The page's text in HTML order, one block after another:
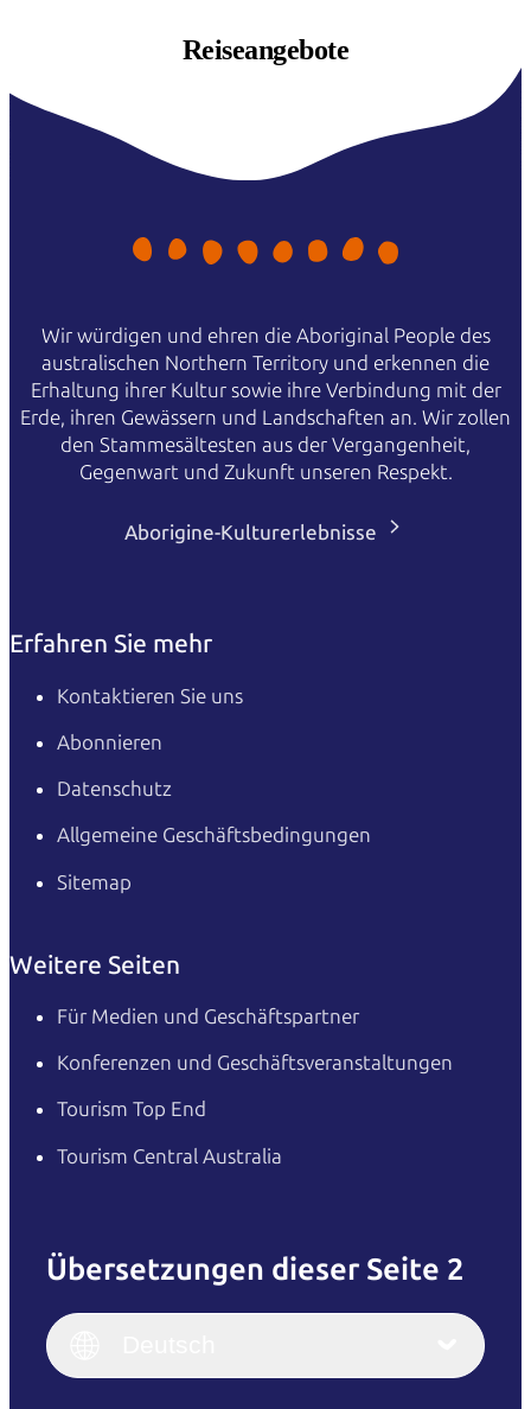
Reiseangebote
Wir würdigen und ehren die Aboriginal People des
australischen Northern Territory und erkennen die
Erhaltung ihrer Kultur sowie ihre Verbindung mit der
Erde, ihren Gewässern und Landschaften an. Wir zollen
den Stammesältesten aus der Vergangenheit,
Gegenwart und Zukunft unseren Respekt.
Aborigine-Kulturerlebnisse
Erfahren Sie mehr
Kontaktieren Sie uns
Abonnieren
Datenschutz
Allgemeine Geschäftsbedingungen
Sitemap
Weitere Seiten
Für Medien und Geschäftspartner
Konferenzen und Geschäftsveranstaltungen
Tourism Top End
Tourism Central Australia
Übersetzungen dieser Seite 2
Italiano